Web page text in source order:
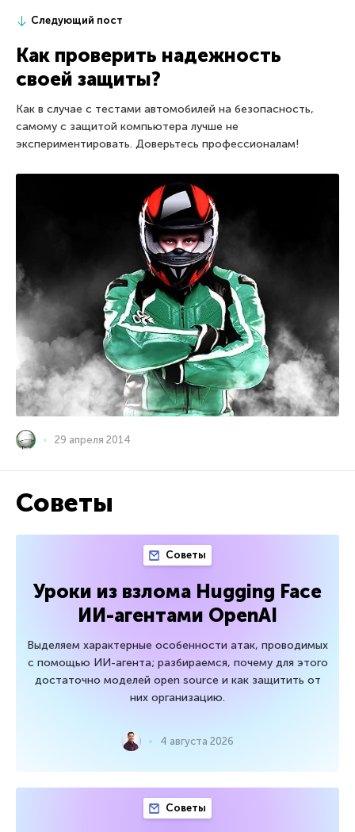
Следующий пост
Как проверить надежность
своей защиты?
Как в случае с тестами автомобилей на безопасность,
самому с защитой компьютера лучше не
экспериментировать. Доверьтесь профессионалам!
29 апреля 2014
Советы
Советы
Уроки из взлома Hugging Face
ИИ-агентами OpenAI
Выделяем характерные особенности атак, проводимых
с помощью ИИ-агента; разбираемся, почему для этого
достаточно моделей open source и как защитить от
них организацию.
4 августа 2026
Советы